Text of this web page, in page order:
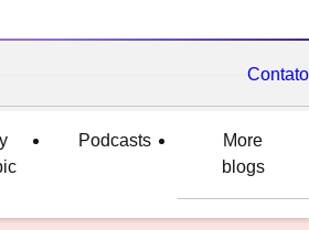
Contato
Podcasts
More
blogs